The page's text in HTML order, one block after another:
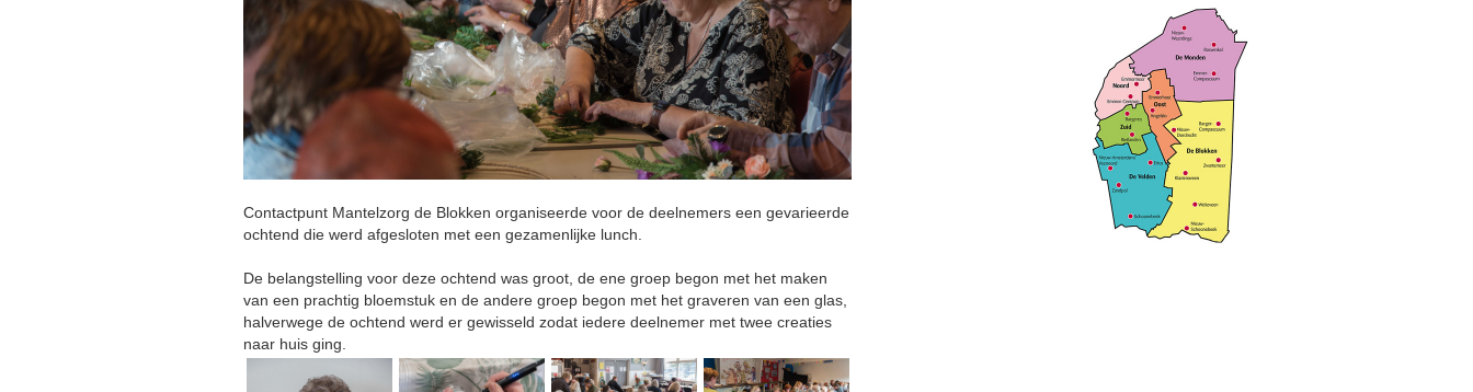
Contactpunt Mantelzorg de Blokken organiseerde voor de deelnemers een gevarieerde
ochtend die werd afgesloten met een gezamenlijke lunch.
De belangstelling voor deze ochtend was groot, de ene groep begon met het maken
van een prachtig bloemstuk en de andere groep begon met het graveren van een glas,
halverwege de ochtend werd er gewisseld zodat iedere deelnemer met twee creaties
naar huis ging.